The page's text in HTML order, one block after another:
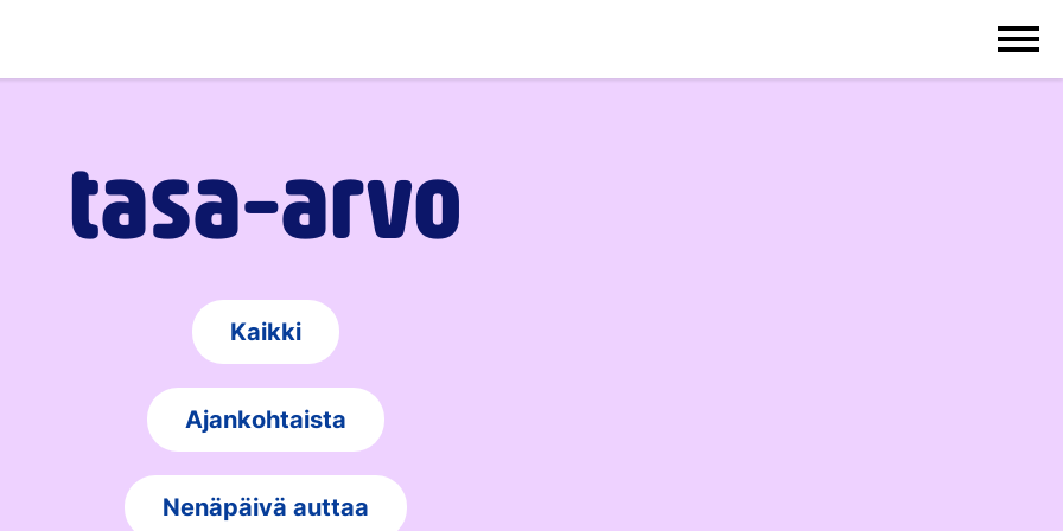
tasa-arvo
Kaikki
Ajankohtaista
Nenäpäivä auttaa